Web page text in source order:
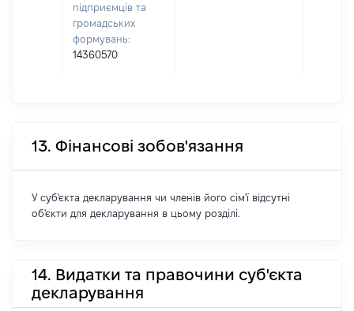
підприємців та
громадських
формувань:
14360570
13. Фінансові зобов'язання
У суб'єкта декларування чи членів його сім'ї відсутні
об'єкти для декларування в цьому розділі.
14. Видатки та правочини суб'єкта
декларування